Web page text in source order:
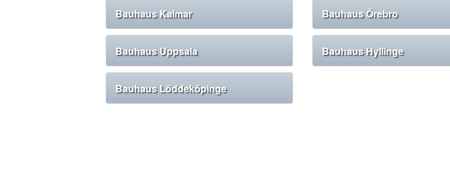
Bauhaus Kalmar Bauhaus Örebro
Bauhaus Uppsala Bauhaus Hyllinge
Bauhaus Löddeköpinge